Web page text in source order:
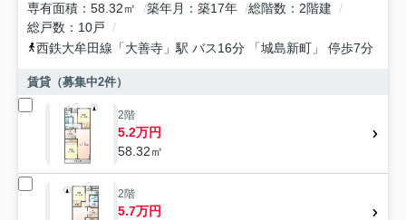
専有面積
58.32㎡ 築年月 築17年 総階数
2階建
総戸数
10戸
西鉄大牟田線 「大善寺 」駅 バス16分 「城島新町」 停歩7分
賃貸（募集中2件）
2階
5.2万円
58.32㎡
2階
5.7万円